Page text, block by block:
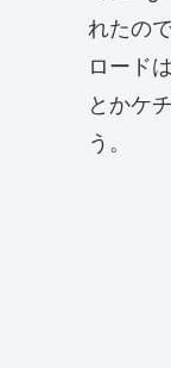
れたの
ロード
とかケ
う。